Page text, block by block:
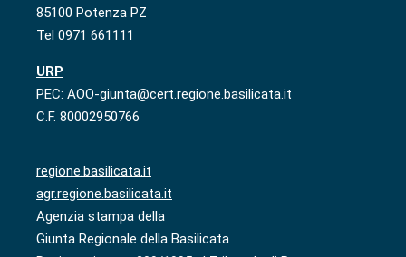
85100 Potenza PZ
Tel 0971 661111
URP
PEC: AOO-giunta@cert.regione.basilicata.it
C.F. 80002950766
regione.basilicata.it
agr.regione.basilicata.it
Agenzia stampa della
Giunta Regionale della Basilicata